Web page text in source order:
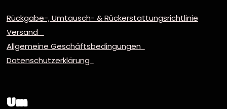
Rückgabe-, Umtausch- & Rückerstattungsrichtlinie
Versand
Allgemeine Geschäftsbedingungen
Datenschutzerklärung
Um